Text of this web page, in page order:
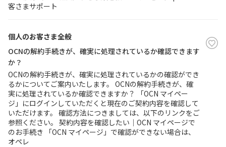
客さまサポート
個人のお客さま全般
OCNの解約手続きが、確実に処理されているか確認できます
か？
OCNの解約手続きが、確実に処理されているかの確認ができ
るかについてご案内いたします。 OCNの解約手続きが、確
実に処理されているか確認できますか？ 「OCN マイペー
ジ」にログインしていただくと現在のご契約内容を確認して
いただけます。 確認方法につきましては、以下のリンクをご
参照ください。 契約内容を確認したい｜OCN マイページで
のお手続き 「OCN マイページ」で確認ができない場合は、
オペレ